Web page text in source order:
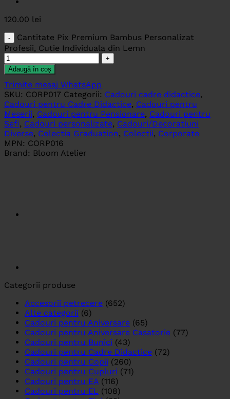
120.00 lei
Cantitate Pix Premium Bambus Personalizat
Profesii, Cutie Individuala din Lemn
Adaugă în coș
Trimite mesaj WhatsApp
SKU: CORP017 Categorii: Cadouri cadre didactice,
Cadouri pentru Cadre Didactice, Cadouri pentru
Meserii, Cadouri pentru Pensionare, Cadouri pentru
Sefi, Cadouri personalizate, Cadouri/Decoratiuni
Diverse, Colectia Graduation, Colectii, Corporate
MPN: CORP016
Brand: Bloom Atelier
Categorii produse
Accesorii petrecere (652)
Alte categorii (6)
Cadouri pentru Aniversare (65)
Cadouri pentru Aniversare Casatorie (77)
Cadouri pentru Bunici (43)
Cadouri pentru Cadre Didactice (72)
Cadouri pentru Copii (260)
Cadouri pentru Cupluri (71)
Cadouri pentru EA (116)
Cadouri pentru EL (108)